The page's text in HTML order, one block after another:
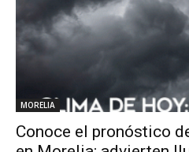
MORELIA
Conoce el pronóstico